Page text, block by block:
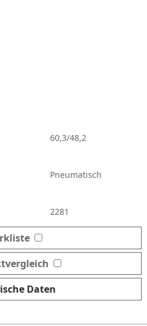
60,3/48,2
Pneumatisch
2281
Daten